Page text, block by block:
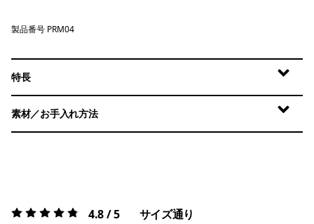
製品番号 PRM04
特長
素材／お手入れ方法
評価:4.8 / 5 4.8 / 5 サイズ通り